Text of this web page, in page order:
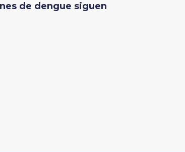
de dengue siguen